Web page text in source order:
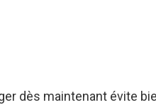
dès maintenant évite